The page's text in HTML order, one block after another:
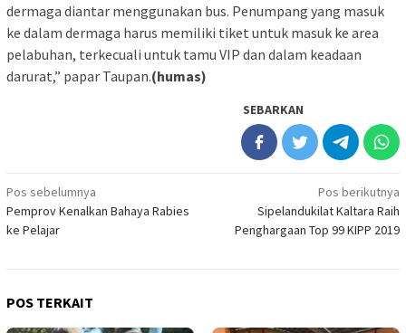
dermaga diantar menggunakan bus. Penumpang yang masuk
ke dalam dermaga harus memiliki tiket untuk masuk ke area
pelabuhan, terkecuali untuk tamu VIP dan dalam keadaan
darurat,” papar Taupan.(humas)
SEBARKAN
Navigasi
pos
Pos sebelumnya
Pemprov Kenalkan Bahaya Rabies
ke Pelajar
Pos berikutnya
Sipelandukilat Kaltara Raih
Penghargaan Top 99 KIPP 2019
POS TERKAIT